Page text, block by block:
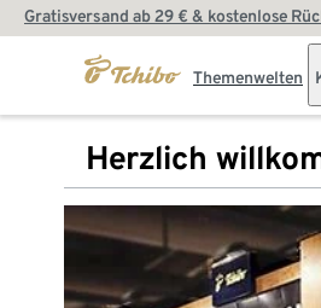
Gratisversand ab 29 € & kostenlose
Themenwelten
Herzlich